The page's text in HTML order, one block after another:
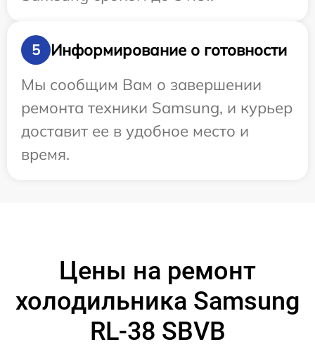
5
Информирование о готовности
Мы сообщим Вам о завершении
ремонта техники Samsung, и курьер
доставит ее в удобное место и
время.
Цены на ремонт
холодильника Samsung
RL-38 SBVB